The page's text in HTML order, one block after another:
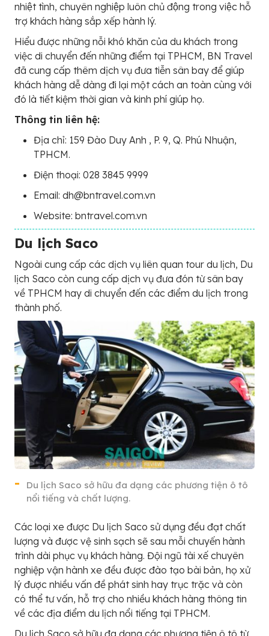
nhiệt tình, chuyên nghiệp luôn chủ động trong việc hỗ
trợ khách hàng sắp xếp hành lý.
Hiểu được những nỗi khó khăn của du khách trong
việc di chuyển đến những điểm tại TPHCM, BN Travel
đã cung cấp thêm dịch vụ đưa tiễn sân bay để giúp
khách hàng dễ dàng đi lại một cách an toàn cùng với
đó là tiết kiệm thời gian và kinh phí giúp họ.
Thông tin liên hệ:
Địa chỉ: 159 Đào Duy Anh , P. 9, Q. Phú Nhuận,
TPHCM.
Điện thoại: 028 3845 9999
Email: dh@bntravel.com.vn
Website: bntravel.com.vn
Du lịch Saco
Ngoài cung cấp các dịch vụ liên quan tour du lịch, Du
lịch Saco còn cung cấp dịch vụ đưa đón từ sân bay
về TPHCM hay di chuyển đến các điểm du lịch trong
thành phố.
Du lịch Saco sở hữu đa dạng các phương tiện ô tô
nổi tiếng và chất lượng.
Các loại xe được Du lịch Saco sử dụng đều đạt chất
lượng và được vệ sinh sạch sẽ sau mỗi chuyến hành
trình dài phục vụ khách hàng. Đội ngũ tài xế chuyên
nghiệp vận hành xe đều được đào tạo bài bản, họ xử
lý được nhiều vấn đề phát sinh hay trục trặc và còn
có thể tư vấn, hỗ trợ cho nhiều khách hàng thông tin
về các địa điểm du lịch nổi tiếng tại TPHCM.
Du lịch Saco sở hữu đa dạng các phương tiện ô tô từ